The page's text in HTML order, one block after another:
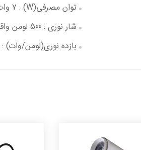
توان مصرفی(W) : 7 وات
شار نوری : 500 لومن واقعی
بازده نوری(لومن/وات) : 75